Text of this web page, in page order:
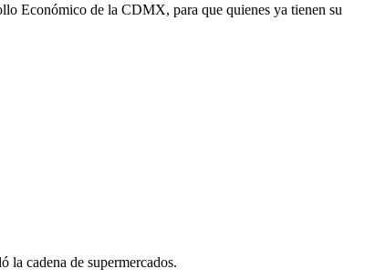
Económico de la CDMX, para que quienes ya tienen su
la cadena de supermercados.